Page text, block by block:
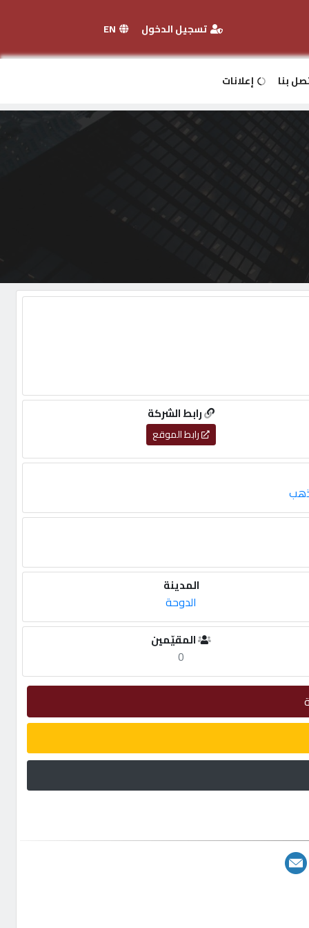
تسجيل الدخول
بنا إعلانات
رابط الشركة
رابط الموقع
المدينة
الدوحة
المقيّمين
0